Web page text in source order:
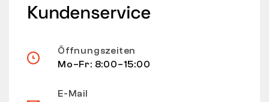
Kundenservice
Öffnungszeiten
Mo–Fr: 8:00–15:00
E-Mail